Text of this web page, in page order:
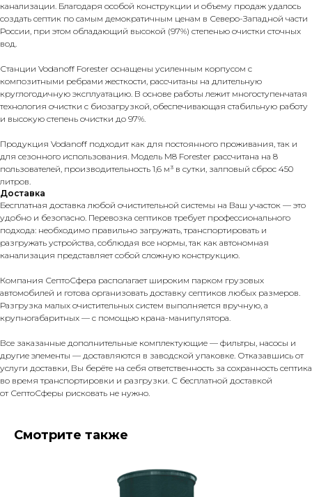
канализации. Благодаря особой конструкции и объему продаж удалось
создать септик по самым демократичным ценам в Северо-Западной части
России, при этом обладающий высокой (97%) степенью очистки сточных
вод.
Станции Vodanoff Forester оснащены усиленным корпусом с
композитными ребрами жесткости, рассчитаны на длительную
круглогодичную эксплуатацию. В основе работы лежит многоступенчатая
технология очистки с биозагрузкой, обеспечивающая стабильную работу
и высокую степень очистки до 97%.
Продукция Vodanoff подходит как для постоянного проживания, так и
для сезонного использования. Модель M8 Forester рассчитана на 8
пользователей, производительность 1,6 м³ в сутки, залповый сброс 450
литров.
Доставка
Бесплатная доставка любой очистительной системы на Ваш участок — это
удобно и безопасно. Перевозка септиков требует профессионального
подхода: необходимо правильно загружать, транспортировать и
разгружать устройства, соблюдая все нормы, так как автономная
канализация представляет собой сложную конструкцию.
Компания СептоСфера располагает широким парком грузовых
автомобилей и готова организовать доставку септиков любых размеров.
Разгрузка малых очистительных систем выполняется вручную, а
крупногабаритных — с помощью крана-манипулятора.
Все заказанные дополнительные комплектующие — фильтры, насосы и
другие элементы — доставляются в заводской упаковке. Отказавшись от
услуги доставки, Вы берёте на себя ответственность за сохранность септика
во время транспортировки и разгрузки. С бесплатной доставкой
от СептоСферы рисковать не нужно.
Смотрите также